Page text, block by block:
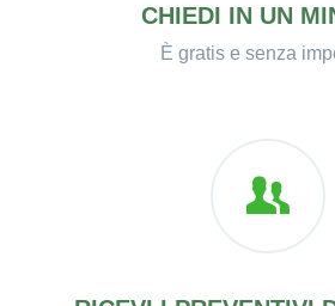
CHIEDI IN UN
È gratis e senza